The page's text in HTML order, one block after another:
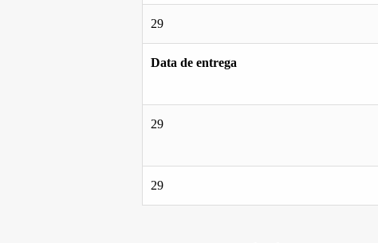
29
Data de entrega
29
29